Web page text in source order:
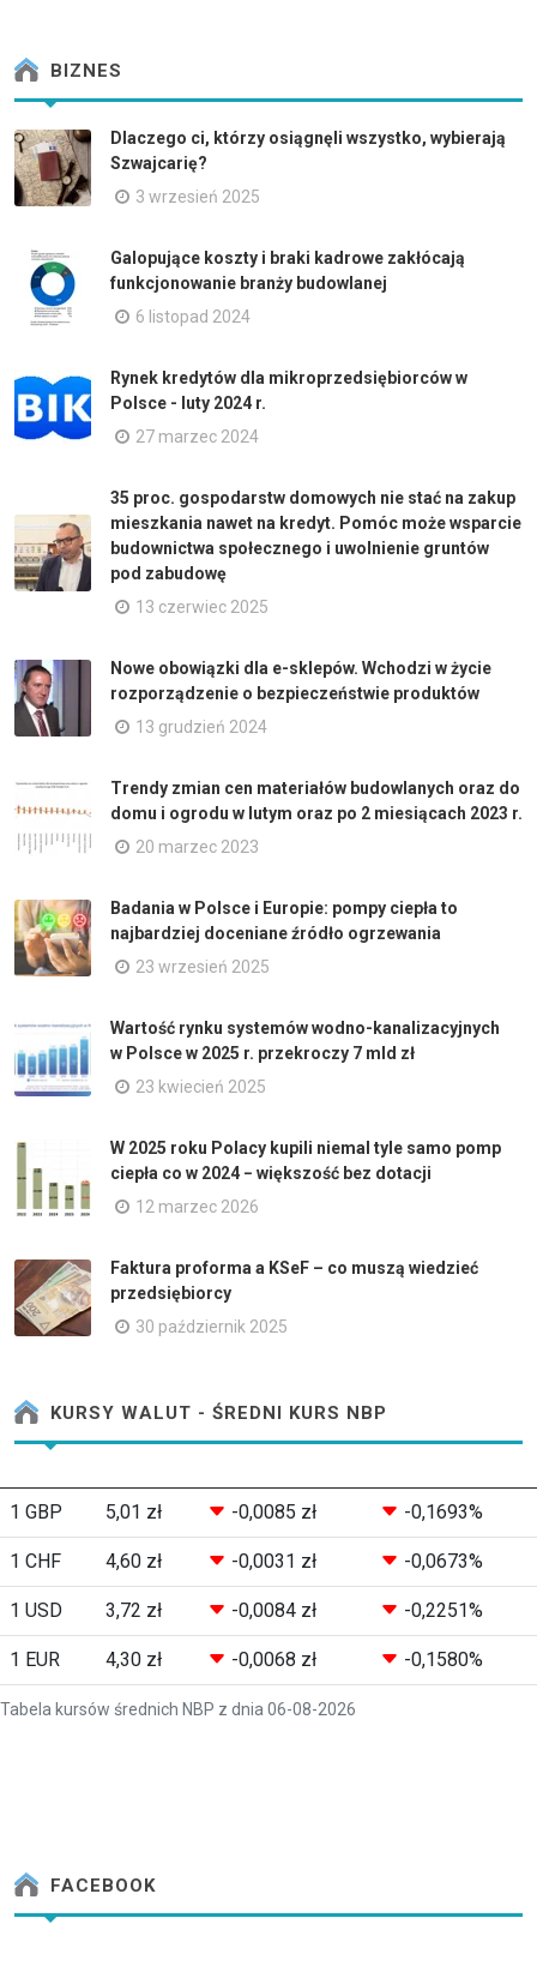
BIZNES
Dlaczego ci, którzy osiągnęli wszystko, wybierają
Szwajcarię?
3 wrzesień 2025
Galopujące koszty i braki kadrowe zakłócają
funkcjonowanie branży budowlanej
6 listopad 2024
Rynek kredytów dla mikroprzedsiębiorców w
Polsce - luty 2024 r.
27 marzec 2024
35 proc. gospodarstw domowych nie stać na zakup
mieszkania nawet na kredyt. Pomóc może wsparcie
budownictwa społecznego i uwolnienie gruntów
pod zabudowę
13 czerwiec 2025
Nowe obowiązki dla e-sklepów. Wchodzi w życie
rozporządzenie o bezpieczeństwie produktów
13 grudzień 2024
Trendy zmian cen materiałów budowlanych oraz do
domu i ogrodu w lutym oraz po 2 miesiącach 2023 r.
20 marzec 2023
Badania w Polsce i Europie: pompy ciepła to
najbardziej doceniane źródło ogrzewania
23 wrzesień 2025
Wartość rynku systemów wodno-kanalizacyjnych
w Polsce w 2025 r. przekroczy 7 mld zł
23 kwiecień 2025
W 2025 roku Polacy kupili niemal tyle samo pomp
ciepła co w 2024 − większość bez dotacji
12 marzec 2026
Faktura proforma a KSeF – co muszą wiedzieć
przedsiębiorcy
30 październik 2025
KURSY WALUT - ŚREDNI KURS NBP
Tabela kursów średnich NBP z dnia 06-08-2026
1 GBP 5,01 zł -0,0085 zł -0,1693%
1 CHF 4,60 zł -0,0031 zł -0,0673%
1 USD 3,72 zł -0,0084 zł -0,2251%
1 EUR 4,30 zł -0,0068 zł -0,1580%
FACEBOOK